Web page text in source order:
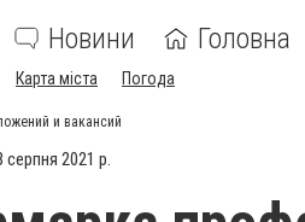
Новини Головна
Карта міста Погода
и вакансий
серпня 2021 р.